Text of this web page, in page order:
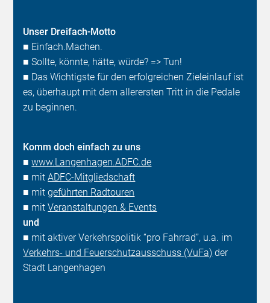
Unser Dreifach-Motto
■ Einfach.Machen.
■ Sollte, könnte, hätte, würde? => Tun!
■ Das Wichtigste für den erfolgreichen Zieleinlauf ist
es, überhaupt mit dem allerersten Tritt in die Pedale
zu beginnen.
Komm doch einfach zu uns
■www.Langenhagen.ADFC.de
■ mitADFC-Mitgliedschaft
■ mitgeführten Radtouren
■ mitVeranstaltungen & Events
und
■ mit aktiver Verkehrspolitik “pro Fahrrad”, u.a. im
Verkehrs- und Feuerschutzausschuss (VuFa) der
Stadt Langenhagen